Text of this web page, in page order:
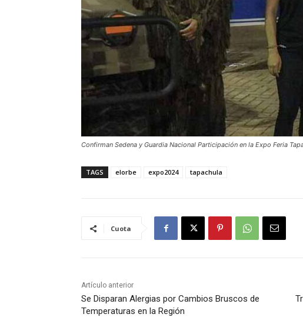
Confirman Sedena y Guardia Nacional Participación en la Expo Feria
TAGS elorbe expo2024 tapachula
Cuota
Artículo anterior
Se Disparan Alergias por Cambios Bruscos de
Temperaturas en la Región